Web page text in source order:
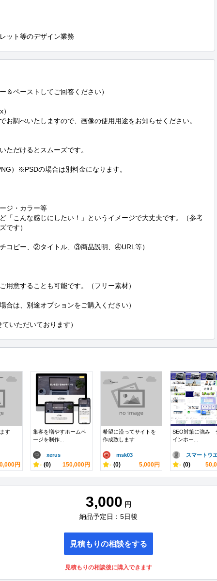
ット等のデザイン業務
ペーストしてご回答ください）
調べいたしますので、画像の使用用途をお知らせください。
だけるとスムーズです。
）※PSDの場合は別料金になります。
ジ・カラー等
「こんな感じにしたい！」というイメージで大丈夫です。（参考
です）
コピー、②タイトル、③商品説明、④URL等）
意することも可能です。（フリー素材）
は、別途オプションをご購入ください）
いただいております）
す
円
集客を増やすホームペ
ージを制作...
xerus
- (0) 150,000円
希望に沿ってサイトを
作成致します
msk03
- (0) 5,000円
SEO対策に強み
インホー...
スマートウ
- (0)
3,000 円
納品予定日：5日後
見積もりの相談をする
見積もりの相談後に購入できます